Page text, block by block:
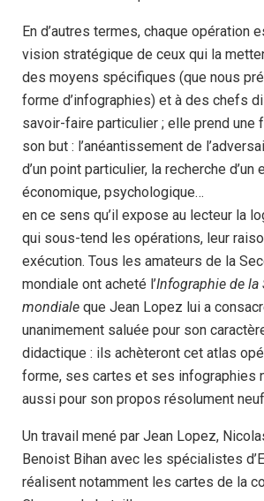
En d’autres termes, chaque opération
vision stratégique de ceux qui la
des moyens spécifiques (que nous
forme d’infographies) et à des chefs
savoir-faire particulier ; elle prend une
son but : l’anéantissement de
d’un point particulier, la recherche
économique, psychologique…
en ce sens qu’il expose au lecteur la
qui sous-tend les opérations, leur
exécution. Tous les amateurs de la
mondiale ont acheté l’Infographie de la
mondiale que Jean Lopez lui a
unanimement saluée pour son
didactique : ils achèteront cet atlas
forme, ses cartes et ses infographies
aussi pour son propos résolument
Un travail mené par Jean Lopez,
Benoist Bihan avec les spécialistes
réalisent notamment les cartes de la